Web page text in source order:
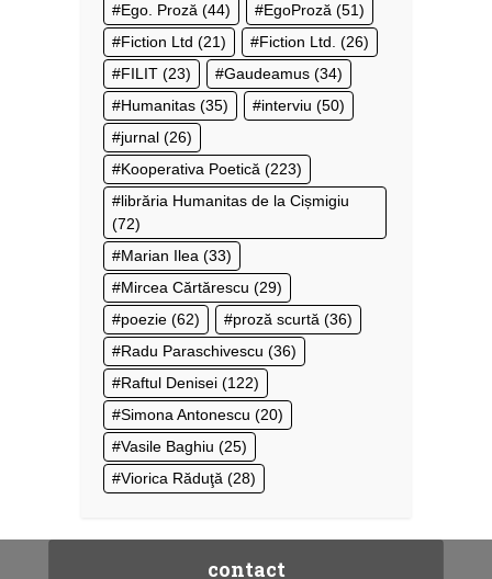
Ego. Proză (44) EgoProză (51)
Fiction Ltd (21) Fiction Ltd. (26)
FILIT (23) Gaudeamus (34)
Humanitas (35) interviu (50)
jurnal (26)
Kooperativa Poetică (223)
librăria Humanitas de la Cișmigiu
(72)
Marian Ilea (33)
Mircea Cărtărescu (29)
poezie (62) proză scurtă (36)
Radu Paraschivescu (36)
Raftul Denisei (122)
Simona Antonescu (20)
Vasile Baghiu (25)
Viorica Răduţă (28)
contact